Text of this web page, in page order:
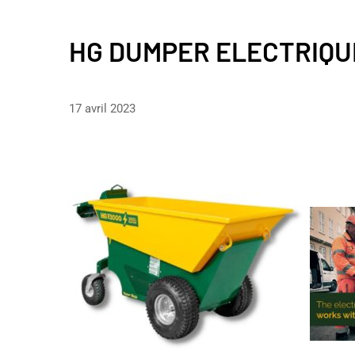
HG DUMPER
17 avril 2023